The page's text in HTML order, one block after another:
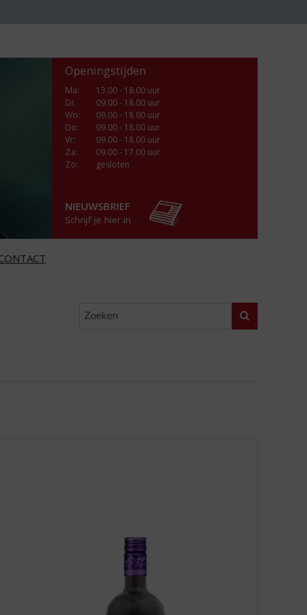
Openingstijden
Ma:
13.00 - 18.00 uur
Di:
09.00 - 18.00 uur
Wo:
09.00 - 18.00 uur
Do:
09.00 - 18.00 uur
Vr:
09.00 - 18.00 uur
Za:
09.00 - 17.00 uur
Zo:
gesloten
NIEUWSBRIEF
Schrijf je hier in
Zoeken